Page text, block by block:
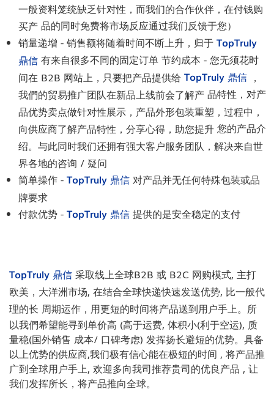
一般资料笼统缺乏针对性，而我们的合作伙伴，在付钱购
买产 品的同时免费将市场反应通过我们反馈于您）
销量递增 - 销售额将随着时间不断上升，归于 TopTruly
鼎信 有来自很多不同的固定订单 节约成本 - 您无须花时
间在 B2B 网站上，只要把产品提供给 TopTruly 鼎信
我們的贸易推广团队在新品上线前会了解产 品特性，对产
品优势卖点做针对性展示，产品外形包装重塑，过程中，
向供应商了解产品特性，分享心得，助您提升 您的产品介
绍。与此同时我们还拥有强大客户服务团队，解决来自世
界各地的咨询 / 疑问
简单操作 - TopTruly 鼎信 对产品并无任何特殊包装或品
牌要求
付款优势 - TopTruly 鼎信 提供的是安全稳定的支付
TopTruly 鼎信 采取线上全球B2B 或 B2C 网购模式, 主打
欧美，大洋洲市场, 在结合全球快递快速发送优势, 比一般代
理的长 周期运作，用更短的时间将产品送到用户手上。所
以我們希望能寻到单价高 (高于运费, 体积小(利于空运), 质
量稳(国外销售 成本/ 口碑考虑) 发挥扬长避短的优势。具备
以上优势的供应商,我们极有信心能在极短的时间 , 将产品推
广到全球用户手上, 欢迎多向我司推荐贵司的优良产品 , 让
我们发挥所长，将产品推向全球。